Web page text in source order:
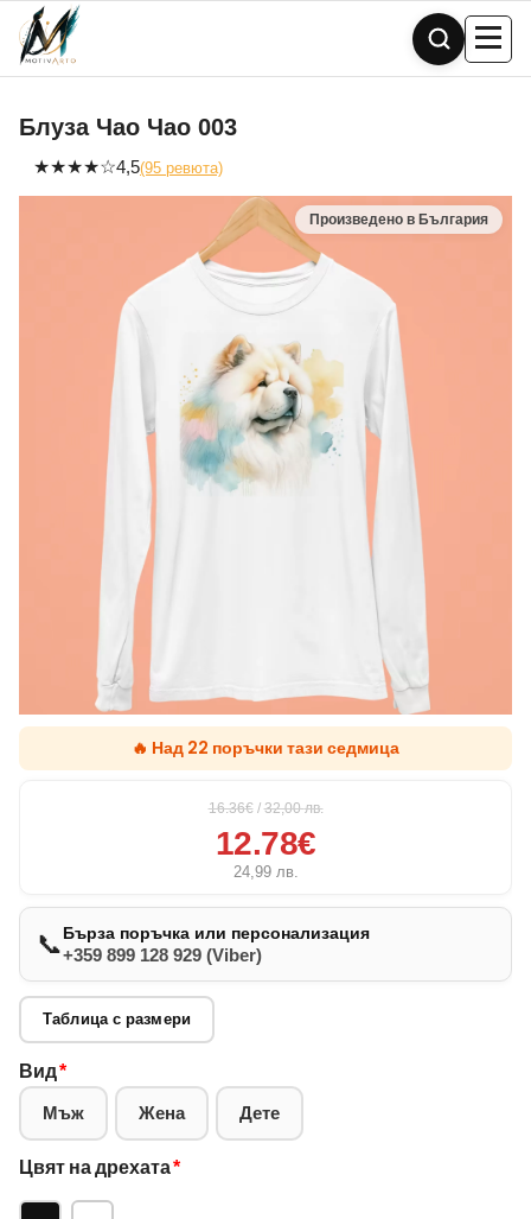
Skip
content
Блуза Чао Чао 003
★★★★☆4,5(95 ревюта)
🔥 Над 22 поръчки тази седмица
16.36€ / 32,00лв.
12.78€
24,99 лв.
📞Бърза поръчка или персонализация
+359 899 128 929 (Viber)
Таблица с размери
Вид*
Мъж Жена Дете
Цвят на дрехата*